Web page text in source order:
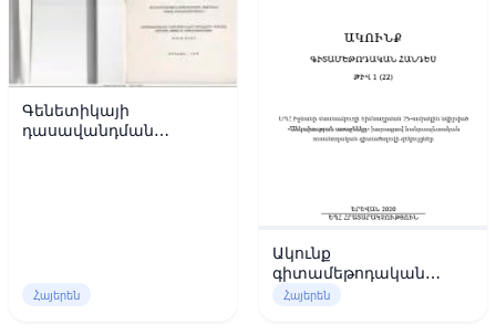
Գենետիկայի
դասավանդման
Հայերեն
Ակունք
գիտամեթոդական
հանդես թիվ 1 (22)
Հայերեն